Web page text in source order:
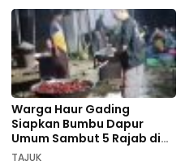
Warga Haur Gading
Siapkan Bumbu Dapur
Umum Sambut 5 Rajab di
Sekumpul
TAJUK